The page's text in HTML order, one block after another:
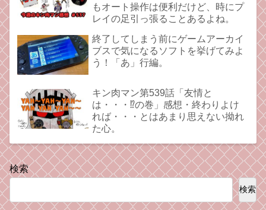
もオート操作は便利だけど、時にプ
レイの足引っ張ることあるよね。
終了してしまう前にゲームアーカイ
ブスで気になるソフトを挙げてみよ
う！「あ」行編。
キン肉マン第539話「友情と
は・・・⁉︎の巻」感想・終わりよけ
れば・・・とはあまり思えない拗れ
た心。
検索
検索